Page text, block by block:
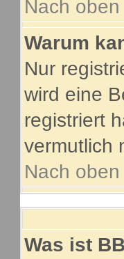
Nach oben
Warum
Nur
wird eine
registriert
vermutlich
Nach oben
Was ist